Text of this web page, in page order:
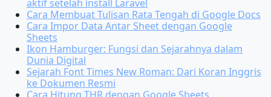
aktif setelah install Laravel
Cara Membuat Tulisan Rata Tengah di Google Docs
Cara Impor Data Antar Sheet dengan Google
Sheets
Ikon Hamburger: Fungsi dan Sejarahnya dalam
Dunia Digital
Sejarah Font Times New Roman: Dari Koran Inggris
ke Dokumen Resmi